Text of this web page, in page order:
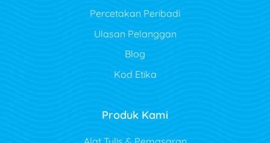
Percetakan Peribadi
Ulasan Pelanggan
Blog
Kod Etika
Produk Kami